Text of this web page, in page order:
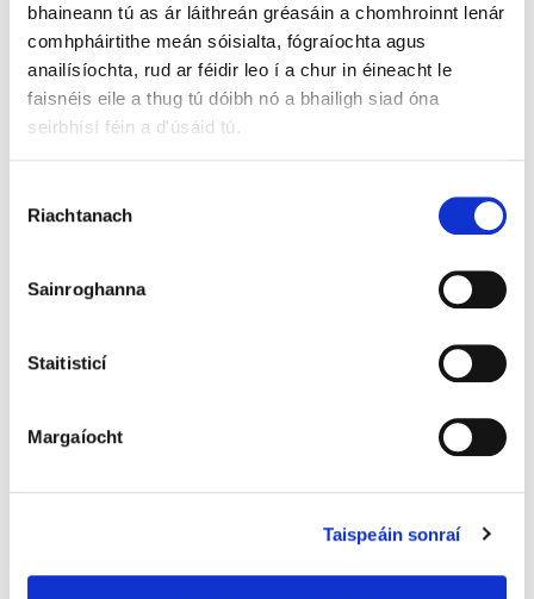
bhaineann tú as ár láithreán gréasáin a chomhroinnt lenár
comhpháirtithe meán sóisialta, fógraíochta agus
anailísíochta, rud ar féidir leo í a chur in éineacht le
faisnéis eile a thug tú dóibh nó a bhailigh siad óna
seirbhísí féin a d'úsáid tú.
Toilithe
Riachtanach
Sainroghanna
Staitisticí
Margaíocht
Taispeáin sonraí
inbhuanaitheachta agus ár ndea-chleachtais a
roinnt le piaraí tionscail agus le páirtithe leasmhara
chun a rannpháirtíocht i ngníomhaíochtaí agus i
dtionscadail timpeallachta a fheabhsú.
dár spás oifige, bímid i dteagmháil go rialta le lucht
bainistíochta an fhoirgnimh chun ár dtionchar
laghdú. Déanaimid bainistíocht chúramach ar ár
ríomhdhramhaíl freisin, ag tabhairt aird ar leith ar
Tá an domhan digiteach ar cheann de na foinsí
hastaíochtaí atá fágtha againn ríofa tar éis ár n-iarrachtaí